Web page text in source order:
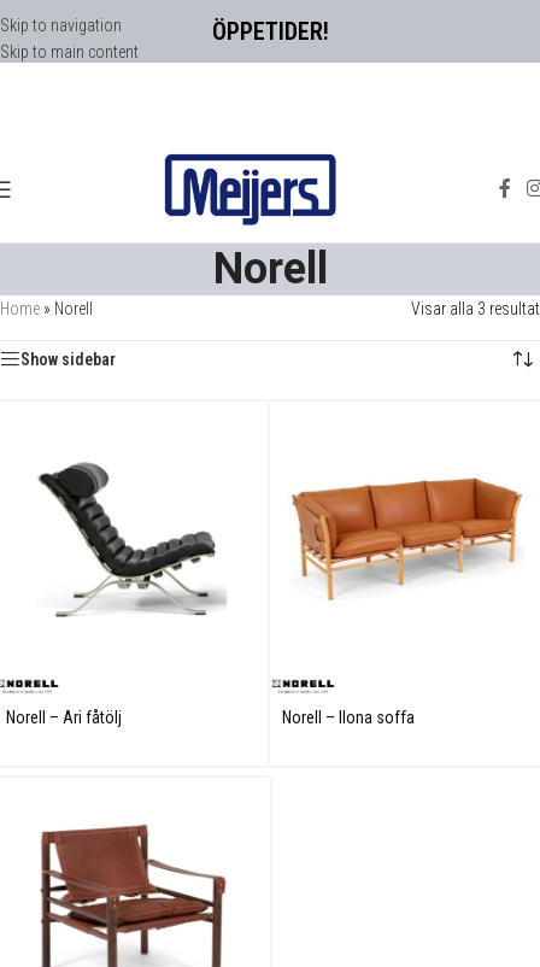
ÖPPETIDER!
Skip to navigation
Skip to main content
Norell
Home » Norell Visar alla 3 resultat
Show sidebar
Norell – Ari fåtölj Norell – Ilona soffa